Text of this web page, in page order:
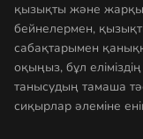
қызықты және
бейнелермен,
сабақтарымен
оқыңыз, бұл
танысудың тамаша
сиқырлар әлеміне